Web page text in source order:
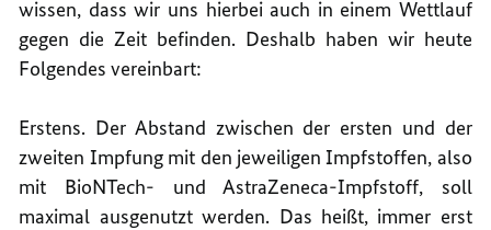
wissen, dass wir uns hierbei auch in einem Wettlauf
gegen die Zeit befinden. Deshalb haben wir heute
Folgendes vereinbart:
Erstens. Der Abstand zwischen der ersten und der
zweiten Impfung mit den jeweiligen Impfstoffen, also
mit BioNTech- und AstraZeneca-Impfstoff, soll
maximal ausgenutzt werden. Das heißt, immer erst